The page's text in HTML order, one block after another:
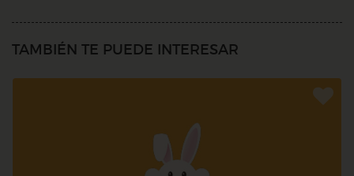
TAMBIÉN TE PUEDE INTERESAR